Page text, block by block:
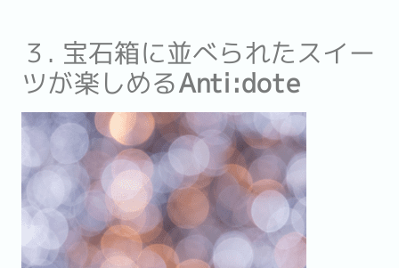
３. 宝石箱に並べられたスイー
ツが楽しめるAnti:dote